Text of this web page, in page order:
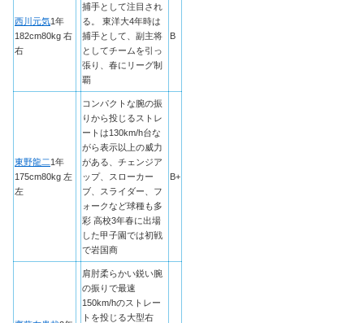
西川元気1年
182cm80kg 右
右
捕手として注目され
る。 東洋大4年時は
捕手として、副主将
としてチームを引っ
張り、春にリーグ制
覇
B
東野龍二1年
175cm80kg 左
左
コンパクトな腕の振
りから投じるストレ
ートは130km/h台な
がら表示以上の威力
がある、チェンジア
ップ、スローカー
ブ、スライダー、フ
ォークなど球種も多
彩 高校3年春に出場
した甲子園では初戦
で岩国商
B+
肩肘柔らかい鋭い腕
の振りで最速
150km/hのストレー
トを投じる大型右